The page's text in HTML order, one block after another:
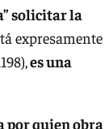
solicitar la
expresamente
es una
por quien obra